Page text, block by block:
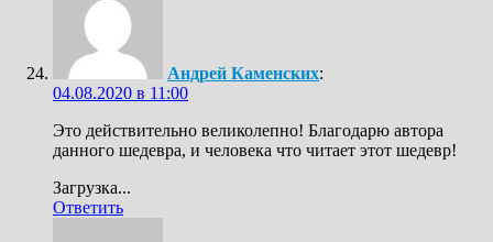
Андрей Каменских:
04.08.2020 в 11:00
Это действительно великолепно! Благодарю автора
данного шедевра, и человека что читает этот шедевр!
Загрузка...
Ответить